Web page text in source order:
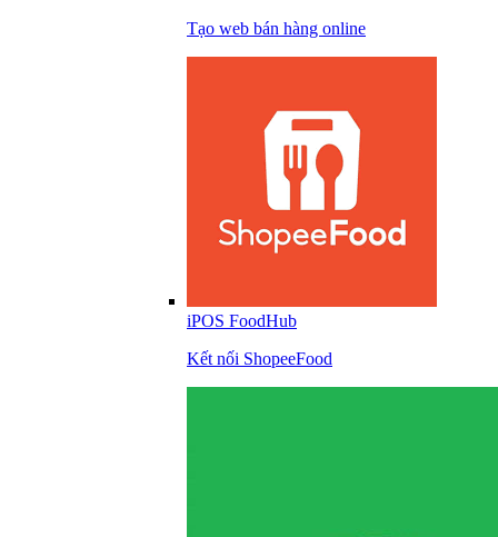
Tạo web bán hàng online
iPOS FoodHub
Kết nối ShopeeFood